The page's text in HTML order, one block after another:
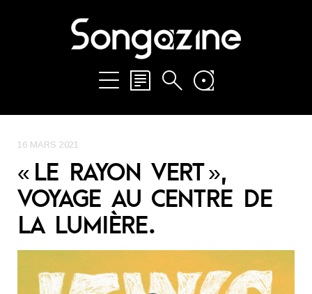
16 MARS 2021
« LE RAYON VERT »,
VOYAGE AU CENTRE DE
LA LUMIÈRE.